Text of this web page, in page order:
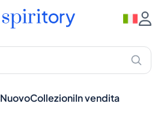
NuovoCollezioniIn vendita